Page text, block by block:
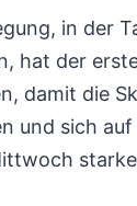
in der
hat der
damit die
und sich